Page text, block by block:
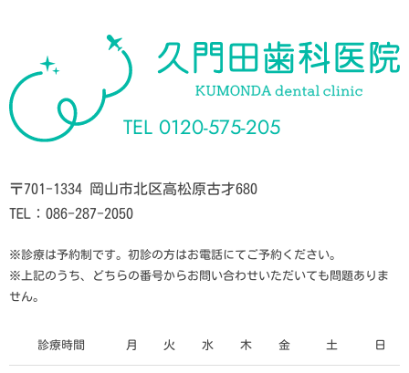
TEL 0120-575-205
〒701-1334 岡山市北区高松原古才680
TEL：086-287-2050
※診療は予約制です。初診の方はお電話にてご予約ください。
※上記のうち、どちらの番号からお問い合わせいただいても問題ありま
せん。
診療時間 月 火 水 木 金 土 日